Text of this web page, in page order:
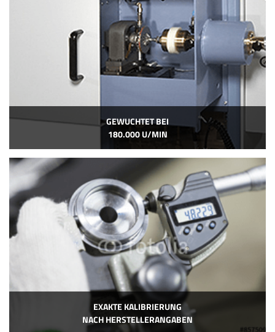
GEWUCHTET BEI
180.000 U/MIN
EXAKTE KALIBRIERUNG
NACH HERSTELLERANGABEN